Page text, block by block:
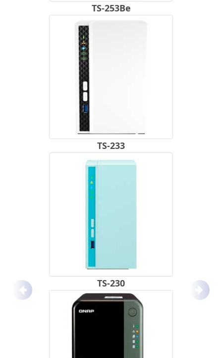
TS-253Be
TS-233
TS-230
Anterior